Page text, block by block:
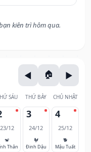
kiên trì hôm qua.
SÁU THỨ BẢY CHỦ NHẬT
23/12
🐒
Thân
3
24/12
🐓
Đinh Dậu
4
25/12
🐕
Mậu Tuất